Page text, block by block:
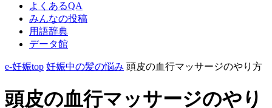
よくあるQA
みんなの投稿
用語辞典
データ館
e-妊娠top 妊娠中の髪の悩み 頭皮の血行マッサージのやり方
頭皮の血行マッサージのやり